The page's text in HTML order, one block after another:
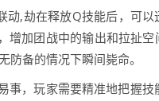
,劫在释放Q技能后，可
加团战中的输出和拉扯
防备的情况下瞬间毙命。
事，玩家需要精准地把握